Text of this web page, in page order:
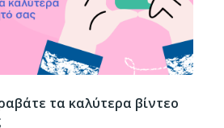
τα καλύτερα βίντεο